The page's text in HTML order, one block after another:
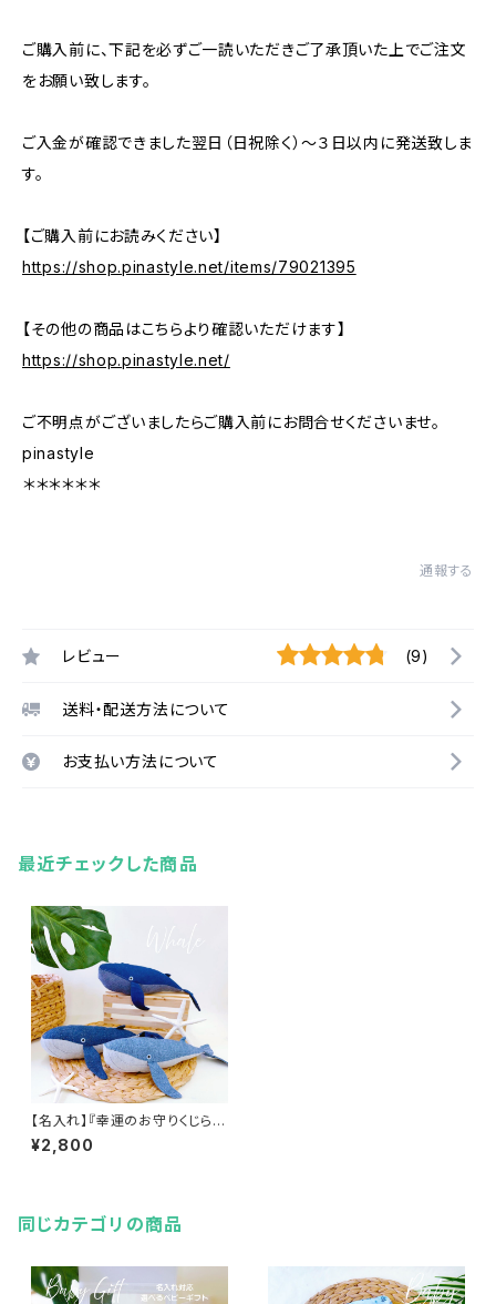
ご購入前に、下記を必ずご一読いただきご了承頂いた上でご注文
をお願い致します。
ご入金が確認できました翌日（日祝除く）～３日以内に発送致しま
す。
【ご購入前にお読みください】
https://shop.pinastyle.net/items/79021395
【その他の商品はこちらより確認いただけます】
https://shop.pinastyle.net/
ご不明点がございましたらご購入前にお問合せくださいませ。
pinastyle
＊＊＊＊＊＊
通報する
レビュー (9)
送料・配送方法について
お支払い方法について
最近チェックした商品
【名入れ】『幸運のお守りくじら』
ぬいぐるみ（明るいブルー）
ハワイアンギフト 海 誕生
¥2,800
同じカテゴリの商品